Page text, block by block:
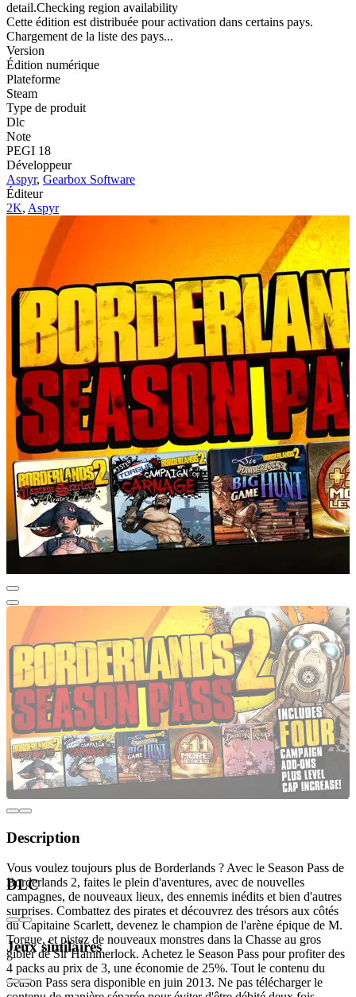
detail.Checking region availability
Cette édition est distribuée pour activation dans certains pays.
Chargement de la liste des pays...
Version
Édition numérique
Plateforme
Steam
Type de produit
Dlc
Note
PEGI 18
Développeur
Aspyr, Gearbox Software
Éditeur
2K, Aspyr
Description
Vous voulez toujours plus de Borderlands ? Avec le Season Pass de
Borderlands 2, faites le plein d'aventures, avec de nouvelles
campagnes, de nouveaux lieux, des ennemis inédits et bien d'autres
surprises. Combattez des pirates et découvrez des trésors aux côtés
du Capitaine Scarlett, devenez le champion de l'arène épique de M.
Torgue, et pistez de nouveaux monstres dans la Chasse au gros
gibier de Sir Hammerlock. Achetez le Season Pass pour profiter des
4 packs au prix de 3, une économie de 25%. Tout le contenu du
Season Pass sera disponible en juin 2013. Ne pas télécharger le
DLC
Jeux similaires